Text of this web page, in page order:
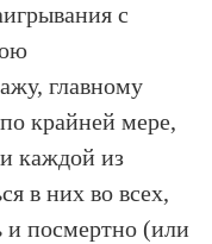
с
главному
крайней мере,
каждой из
в них во всех,
и посмертно (или